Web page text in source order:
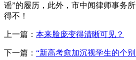
谣”的履历，此外，市中闻律师事务
得不！
上一篇： 本来脸庞变得清晰可见？
下一篇： “新高考愈加沉视学生的个